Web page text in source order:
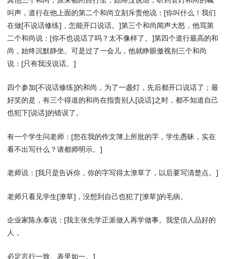
叫声，道行在他上面的第二个和尚立刻斥责他说：[你叫什么！我们
在做[不说话修练]，怎能开口说话。]第三个和尚闻声大怒，他骂第
二个和尚说：[你不也说话了吗？太不像样了。]第四个道行最高的和
尚，始终沉默静坐。可是过了一会儿，他就睁眼傲视别三个和尚
说：[只有我没说话。]
四个参加[不说话修练]的和尚，为了一盏灯，先后都开口说话了；最
好笑的是，有三个得道的和尚在指责别人[说话]之时，都不知道自己
也犯下[说话]的错误了。
有一个学生问老师：[您在我的作文簿上所批的字，学生愚昧，实在
看不出写什么？请都师明示。]
老师说：[我只是告诉你，你的字写得太潦草了，以后要写清楚点。]
老师只看见学生[潦草]，没想到自己也犯了[潦草]的毛病。
企业家陈永泰说：[我主张先学正派做人再学做事。我坚信人品好的
人，
必定言行一致、表里如一。]